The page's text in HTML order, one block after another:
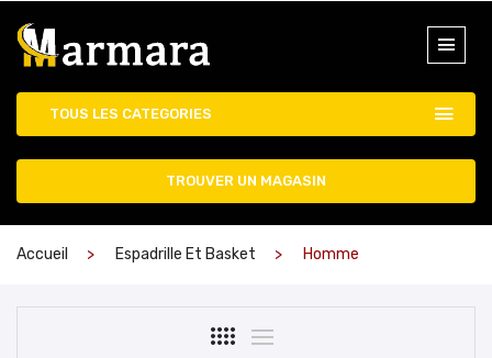
TOUS LES CATEGORIES
TROUVER UN MAGASIN
Accueil Espadrille Et Basket Homme